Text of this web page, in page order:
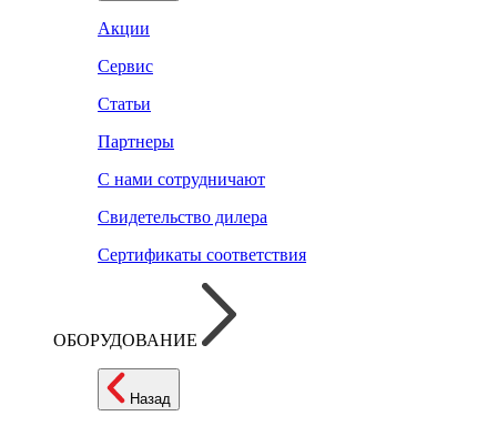
Акции
Сервис
Статьи
Партнеры
С нами сотрудничают
Свидетельство дилера
Сертификаты соответствия
ОБОРУДОВАНИЕ
Назад